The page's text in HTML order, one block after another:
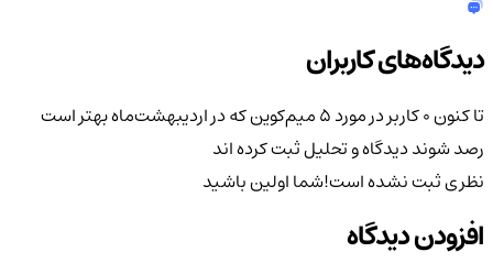
دیدگاه‌های کاربران
تا کنون 0 کاربر در مورد
۵ میم‌کوین که در اردیبهشت‌ماه بهتر است
رصد شونددیدگاه و تحلیل ثبت کرده اند
نظری ثبت نشده است!شما اولین باشید
افزودن دیدگاه